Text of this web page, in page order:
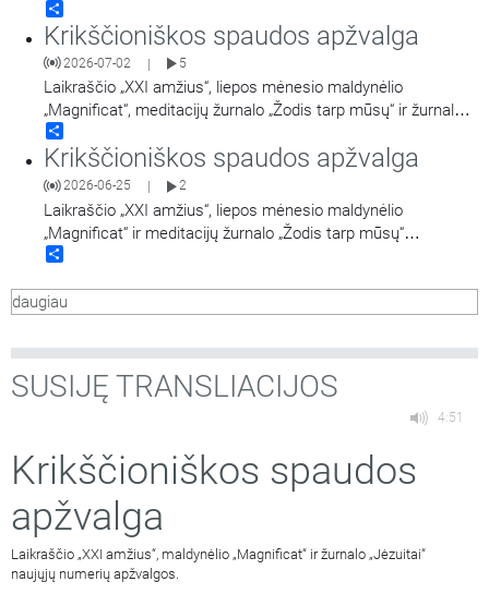
Krikščioniškos spaudos apžvalga
2026-07-02 | 5
Laikraščio „XXI amžius“, liepos mėnesio maldynėlio
„Magnificat“, meditacijų žurnalo „Žodis tarp mūsų“ ir žurnalo
„Jėzuitai“ apžvalgos.
Krikščioniškos spaudos apžvalga
2026-06-25 2
Laikraščio „XXI amžius“, liepos mėnesio maldynėlio
„Magnificat“ ir meditacijų žurnalo „Žodis tarp mūsų“
apžvalgos.
daugiau
SUSIJĘ TRANSLIACIJOS
4:51
Krikščioniškos spaudos
apžvalga
Laikraščio „XXI amžius“, maldynėlio „Magnificat“ ir žurnalo „Jėzuitai“
naujųjų numerių apžvalgos.